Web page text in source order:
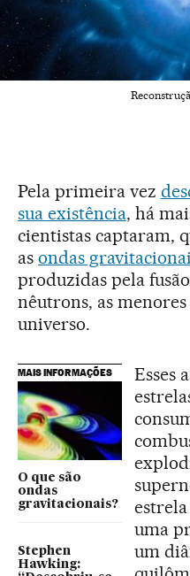
Pela primeira vez
sua existência, há
cientistas captaram,
as ondas
produzidas pela
nêutrons, as menores
universo.
MAIS INFORMAÇÕES
O que são
ondas
gravitacionais?
Stephen
Hawking:
Esses
uma
um